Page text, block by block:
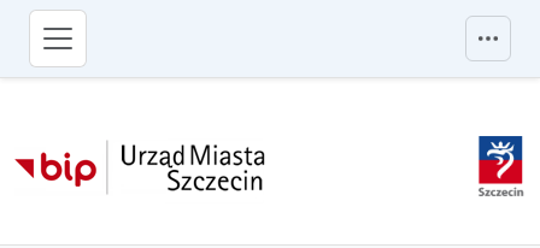
przejdź do głównego menu